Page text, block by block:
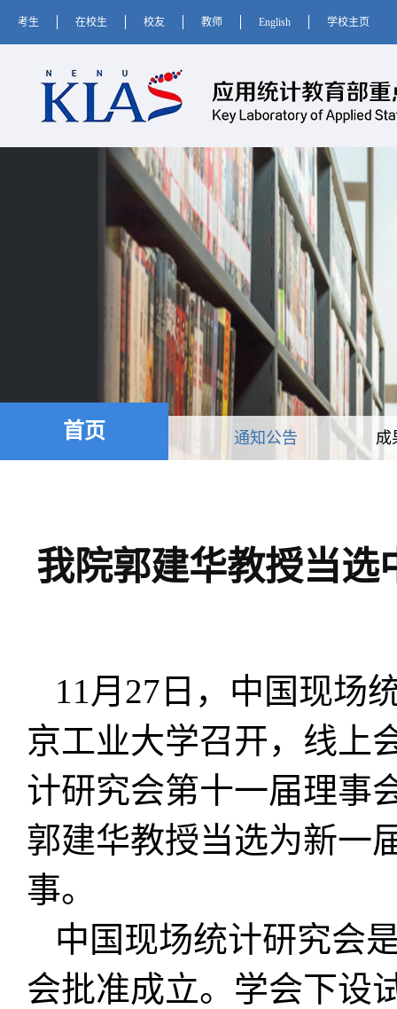
考生 在校生 校友 教师 English 学校主页
首页 通知公告 成
我院郭建华教授当选
11月27日，中国现场
京工业大学召开，线上
计研究会第十一届理事
郭建华教授当选为新一
事。
中国现场统计研究会
会批准成立。学会下设